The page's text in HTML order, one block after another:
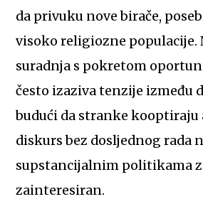
da privuku nove birače,
visoko religiozne populacije.
suradnja s pokretom
često izaziva tenzije između
budući da stranke
diskurs bez dosljednog rada
supstancijalnim politikama
zainteresiran.